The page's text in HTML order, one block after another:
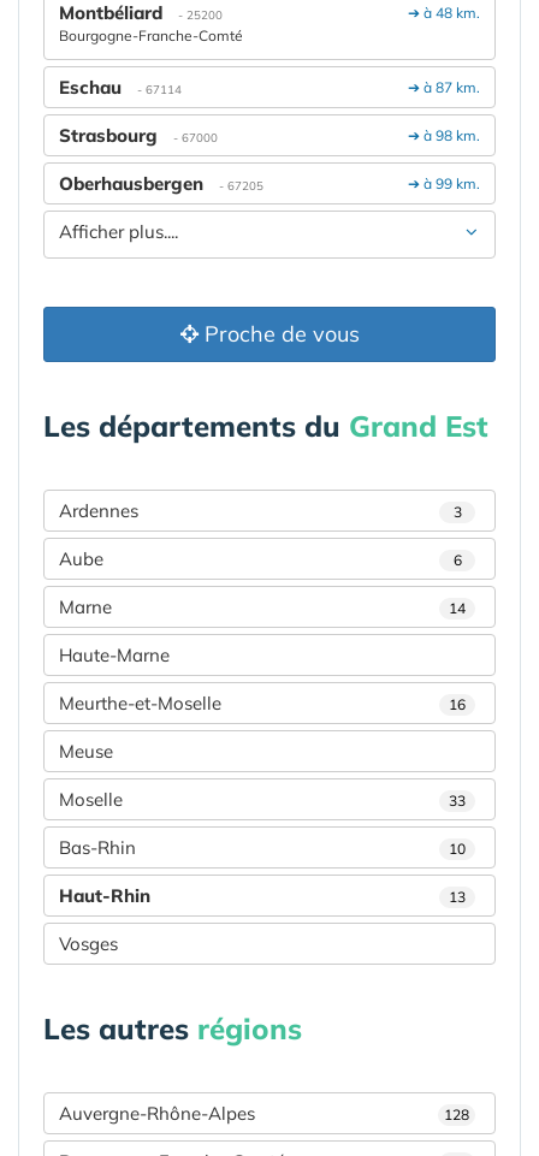
➔ à 48 km.
Montbéliard - 25200
Bourgogne-Franche-Comté
➔ à 87 km.
Eschau - 67114
➔ à 98 km.
Strasbourg - 67000
➔ à 99 km.
Oberhausbergen - 67205
Afficher plus....
Proche de vous
Les départements du Grand Est
Ardennes 3
Aube 6
Marne 14
Haute-Marne
Meurthe-et-Moselle 16
Meuse
Moselle 33
Bas-Rhin 10
Haut-Rhin 13
Vosges
Les autres régions
Auvergne-Rhône-Alpes 128